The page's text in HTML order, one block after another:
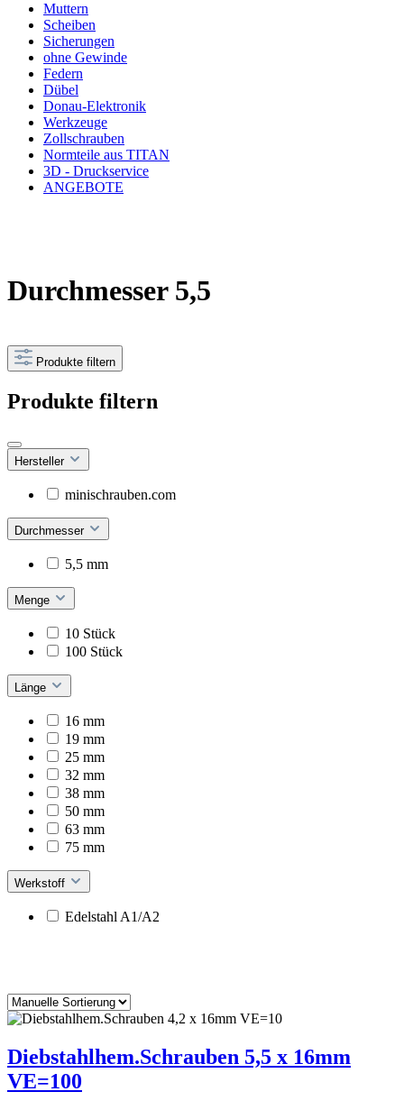
Muttern
Scheiben
Sicherungen
ohne Gewinde
Federn
Dübel
Donau-Elektronik
Werkzeuge
Zollschrauben
Normteile aus TITAN
3D - Druckservice
ANGEBOTE
Durchmesser 5,5
Produkte filtern
Produkte filtern
Hersteller
minischrauben.com
Durchmesser
5,5 mm
Menge
10 Stück
100 Stück
Länge
16 mm
19 mm
25 mm
32 mm
38 mm
50 mm
63 mm
75 mm
Werkstoff
Edelstahl A1/A2
Diebstahlhem.Schrauben 5,5 x 16mm
VE=100